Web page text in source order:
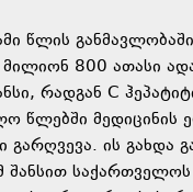
წლის
800 ათასი
რადგან C
წლებში მედიცინის
ის გახდა
შანსით